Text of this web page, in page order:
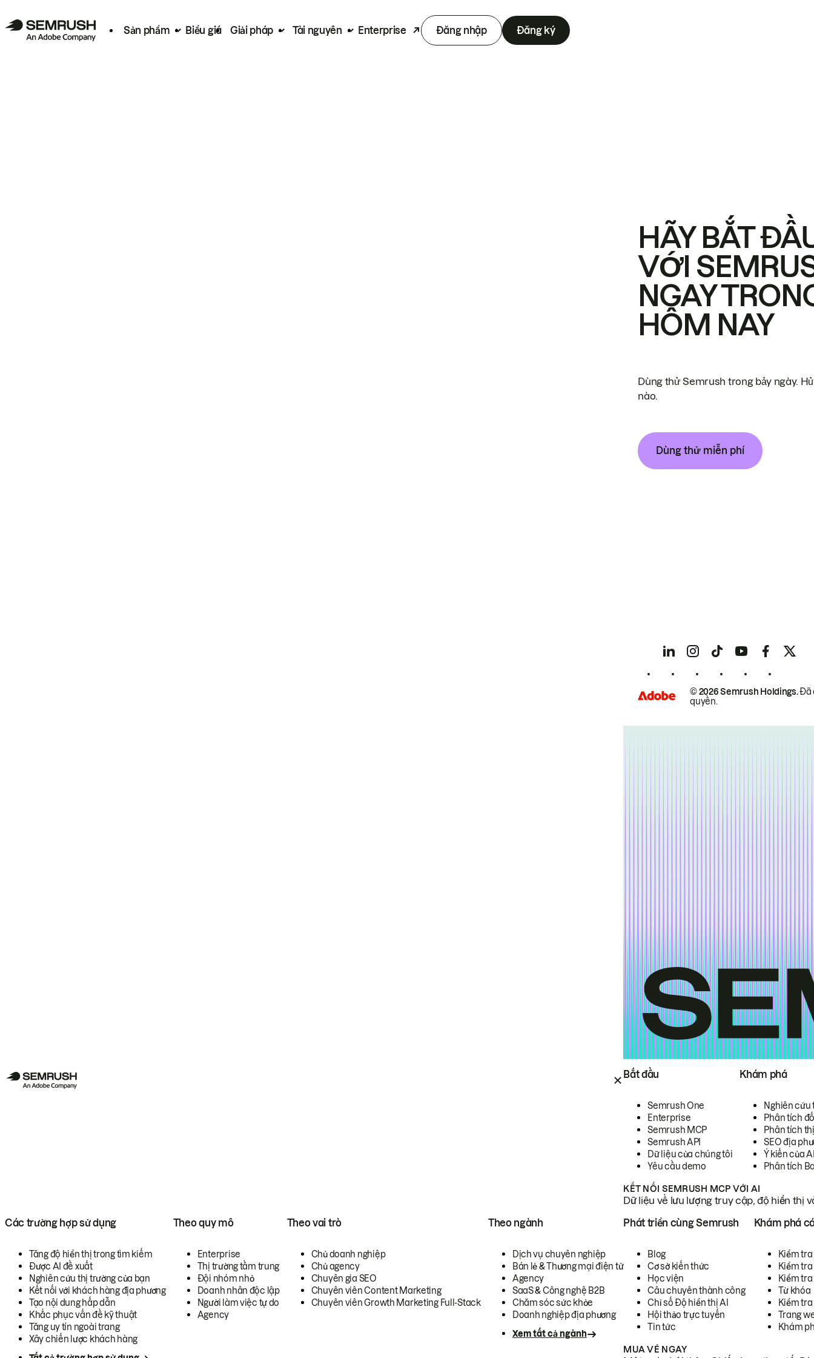
Sản phẩm Biểu giá Giải pháp Tài nguyên Enterprise Đăng nhập Đăng ký
Bắt đầu
Semrush One
Enterprise
Semrush MCP
Semrush API
Dữ liệu của chúng tôi
Yêu cầu demo
Khám phá
Nghiên cứu
Phân tích
Phân tích
SEO địa
Ý kiến của
Phân tích
KẾT NỐI SEMRUSH MCP VỚI AI
Dữ liệu về lưu lượng truy cập, độ hiển thị
Các trường hợp sử dụng
Tăng độ hiển thị trong tìm kiếm
Được AI đề xuất
Nghiên cứu thị trường của bạn
Kết nối với khách hàng địa phương
Tạo nội dung hấp dẫn
Khắc phục vấn đề kỹ thuật
Tăng uy tín ngoài trang
Xây chiến lược khách hàng
Theo quy mô
Enterprise
Thị trường tầm trung
Đội nhóm nhỏ
Doanh nhân độc lập
Người làm việc tự do
Agency
Theo vai trò
Chủ doanh nghiệp
Chủ agency
Chuyên gia SEO
Chuyên viên Content Marketing
Chuyên viên Growth Marketing Full-Stack
Theo ngành
Dịch vụ chuyên nghiệp
Bán lẻ & Thương mại điện tử
Agency
SaaS & Công nghệ B2B
Chăm sóc sức khỏe
Doanh nghiệp địa phương
Xem tất cả ngành
Phát triển cùng Semrush
Blog
Cơ sở kiến thức
Học viện
Câu chuyên thành công
Chỉ số Độ hiển thị AI
Hội thảo trực tuyến
Tin tức
Khám phá
Kiểm
Kiểm tra
Kiểm
Từ khóa
Kiểm
Trang
Khám
MUA VÉ NGAY
HÃY BẮT
VỚI
NGAY
HÔM NAY
Dùng thử Semrush trong bảy ngày.
nào.
Dùng thử miễn phí
© 2026 Semrush Holdings.Đã
quyền.